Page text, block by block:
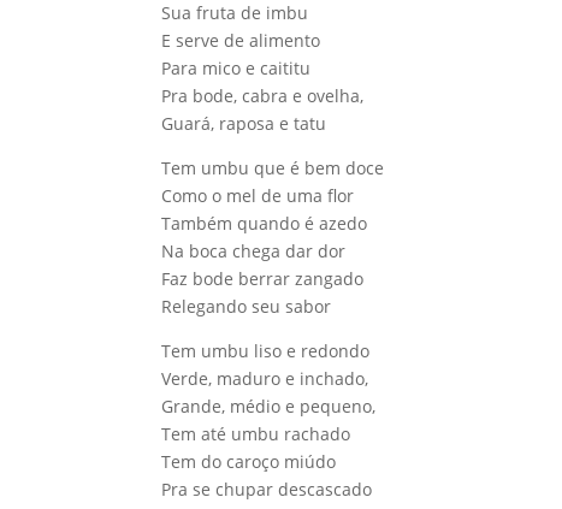
Sua fruta de imbu
E serve de alimento
Para mico e caititu
Pra bode, cabra e ovelha,
Guará, raposa e tatu
Tem umbu que é bem doce
Como o mel de uma flor
Também quando é azedo
Na boca chega dar dor
Faz bode berrar zangado
Relegando seu sabor
Tem umbu liso e redondo
Verde, maduro e inchado,
Grande, médio e pequeno,
Tem até umbu rachado
Tem do caroço miúdo
Pra se chupar descascado